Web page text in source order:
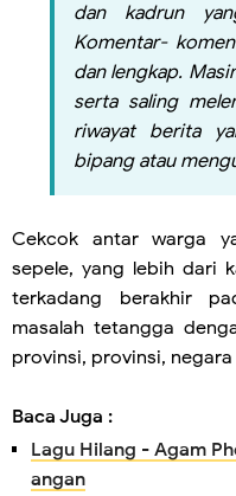
dan kadrun
Komentar-
dan lengkap.
serta saling
riwayat berita
bipang atau
Cekcok antar warga
sepele, yang lebih dari
terkadang berakhir
masalah tetangga
provinsi, provinsi,
Baca Juga :
Lagu Hilang - Agam
angan